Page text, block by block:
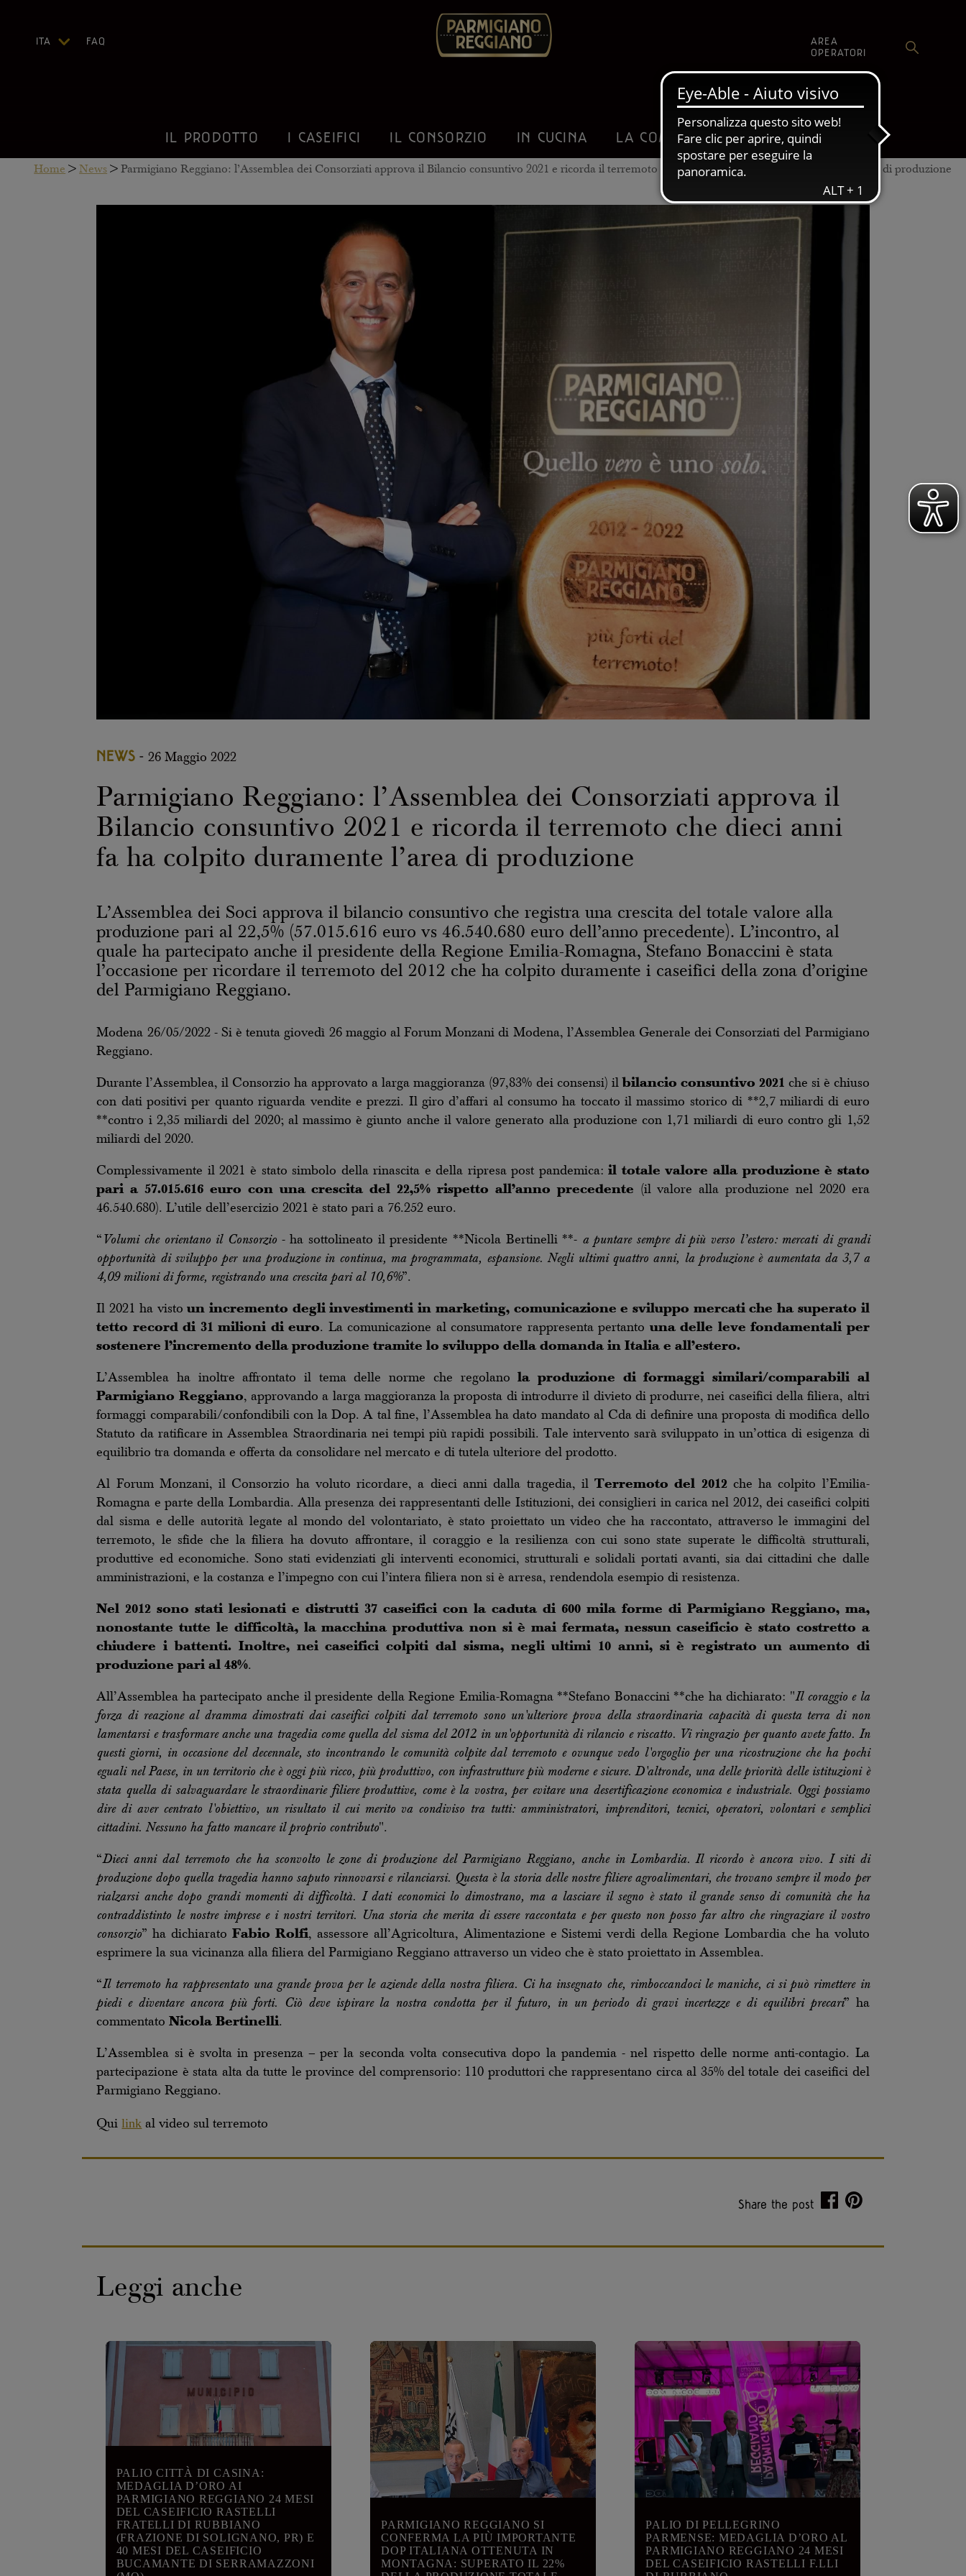
IL PRODOTTO I CASEIFICI IL CONSORZIO IN CUCINA LA COMUNICAZIONE SHOP
ITA
FAQ
AREA
OPERATORI
Home > News > Parmigiano Reggiano: l’Assemblea dei Consorziati approva il Bilancio consuntivo 2021 e ricorda il terremoto che dieci anni fa ha colpito duramente l’area di produzione
NEWS - 26 Maggio 2022
Parmigiano Reggiano: l’Assemblea dei Consorziati approva il
Bilancio consuntivo 2021 e ricorda il terremoto che dieci anni
fa ha colpito duramente l’area di produzione
L’Assemblea dei Soci approva il bilancio consuntivo che registra una crescita del totale valore alla
produzione pari al 22,5% (57.015.616 euro vs 46.540.680 euro dell’anno precedente). L’incontro, al
quale ha partecipato anche il presidente della Regione Emilia-Romagna, Stefano Bonaccini è stata
l’occasione per ricordare il terremoto del 2012 che ha colpito duramente i caseifici della zona d’origine
del Parmigiano Reggiano.
Modena 26/05/2022 - Si è tenuta giovedì 26 maggio al Forum Monzani di Modena, l’Assemblea Generale dei Consorziati del Parmigiano
Reggiano.
Durante l’Assemblea, il Consorzio ha approvato a larga maggioranza (97,83% dei consensi) il bilancio consuntivo 2021 che si è chiuso
con dati positivi per quanto riguarda vendite e prezzi. Il giro d’affari al consumo ha toccato il massimo storico di **2,7 miliardi di euro
**contro i 2,35 miliardi del 2020; al massimo è giunto anche il valore generato alla produzione con 1,71 miliardi di euro contro gli 1,52
miliardi del 2020.
Complessivamente il 2021 è stato simbolo della rinascita e della ripresa post pandemica:il totale valore alla produzione è stato
pari a 57.015.616 euro con una crescita del 22,5% rispetto all’anno precedente (il valore alla produzione nel 2020 era
46.540.680). L’utile dell’esercizio 2021 è stato pari a 76.252 euro.
“ Volumi che orientano il Consorzio - ha sottolineato il presidente **Nicola Bertinelli **- a puntare sempre di più verso l’estero: mercati di grandi
opportunità di sviluppo per una produzione in continua, ma programmata, espansione. Negli ultimi quattro anni, la produzione è aumentata da 3,7 a
4,09 milioni di forme, registrando una crescita pari al 10,6%”.
Il 2021 ha vistoun incremento degli investimenti in marketing, comunicazione e sviluppo mercati che ha superato il
tetto record di 31 milioni di euro. La comunicazione al consumatore rappresenta pertanto una delle leve fondamentali per
sostenere l’incremento della produzione tramite lo sviluppo della domanda in Italia e all’estero.
L’Assemblea ha inoltre affrontato il tema delle norme che regolanola produzione di formaggi similari/comparabili al
Parmigiano Reggiano, approvando a larga maggioranza la proposta di introdurre il divieto di produrre, nei caseifici della filiera, altri
formaggi comparabili/confondibili con la Dop. A tal fine, l’Assemblea ha dato mandato al Cda di definire una proposta di modifica dello
Statuto da ratificare in Assemblea Straordinaria nei tempi più rapidi possibili. Tale intervento sarà sviluppato in un’ottica di esigenza di
equilibrio tra domanda e offerta da consolidare nel mercato e di tutela ulteriore del prodotto.
Al Forum Monzani, il Consorzio ha voluto ricordare, a dieci anni dalla tragedia, ilTerremoto del 2012che ha colpito l’Emilia-
Romagna e parte della Lombardia. Alla presenza dei rappresentanti delle Istituzioni, dei consiglieri in carica nel 2012, dei caseifici colpiti
dal sisma e delle autorità legate al mondo del volontariato, è stato proiettato un video che ha raccontato, attraverso le immagini del
terremoto, le sfide che la filiera ha dovuto affrontare, il coraggio e la resilienza con cui sono state superate le difficoltà strutturali,
produttive ed economiche. Sono stati evidenziati gli interventi economici, strutturali e solidali portati avanti, sia dai cittadini che dalle
amministrazioni, e la costanza e l’impegno con cui l’intera filiera non si è arresa, rendendola esempio di resistenza.
Nel 2012 sono stati lesionati e distrutti 37 caseifici con la caduta di 600 mila forme di Parmigiano Reggiano, ma,
nonostante tutte le difficoltà, la macchina produttiva non si è mai fermata, nessun caseificio è stato costretto a
chiudere i battenti. Inoltre, nei caseifici colpiti dal sisma, negli ultimi 10 anni, si è registrato un aumento di
produzione pari al 48%.
All’Assemblea ha partecipato anche il presidente della Regione Emilia-Romagna **Stefano Bonaccini **che ha dichiarato: "Il coraggio e la
forza di reazione al dramma dimostrati dai caseifici colpiti dal terremoto sono un'ulteriore prova della straordinaria capacità di questa terra di non
lamentarsi e trasformare anche una tragedia come quella del sisma del 2012 in un'opportunità di rilancio e riscatto. Vi ringrazio per quanto avete fatto. In
questi giorni, in occasione del decennale, sto incontrando le comunità colpite dal terremoto e ovunque vedo l'orgoglio per una ricostruzione che ha pochi
eguali nel Paese, in un territorio che è oggi più ricco, più produttivo, con infrastrutture più moderne e sicure. D'altronde, una delle priorità delle istituzioni è
stata quella di salvaguardare le straordinarie filiere produttive, come è la vostra, per evitare una desertificazione economica e industriale. Oggi possiamo
dire di aver centrato l'obiettivo, un risultato il cui merito va condiviso tra tutti: amministratori, imprenditori, tecnici, operatori, volontari e semplici
cittadini. Nessuno ha fatto mancare il proprio contributo".
“Dieci anni dal terremoto che ha sconvolto le zone di produzione del Parmigiano Reggiano, anche in Lombardia. Il ricordo è ancora vivo. I siti di
produzione dopo quella tragedia hanno saputo rinnovarsi e rilanciarsi. Questa è la storia delle nostre filiere agroalimentari, che trovano sempre il modo per
rialzarsi anche dopo grandi momenti di difficoltà. I dati economici lo dimostrano, ma a lasciare il segno è stato il grande senso di comunità che ha
contraddistinto le nostre imprese e i nostri territori. Una storia che merita di essere raccontata e per questo non posso far altro che ringraziare il vostro
consorzio” ha dichiaratoFabio Rolfi, assessore all’Agricoltura, Alimentazione e Sistemi verdi della Regione Lombardia che ha voluto
esprimere la sua vicinanza alla filiera del Parmigiano Reggiano attraverso un video che è stato proiettato in Assemblea.
“Il terremoto ha rappresentato una grande prova per le aziende della nostra filiera. Ci ha insegnato che, rimboccandoci le maniche, ci si può rimettere in
piedi e diventare ancora più forti. Ciò deve ispirare la nostra condotta per il futuro, in un periodo di gravi incertezze e di equilibri precari” ha
commentatoNicola Bertinelli.
L’Assemblea si è svolta in presenza – per la seconda volta consecutiva dopo la pandemia - nel rispetto delle norme anti-contagio. La
partecipazione è stata alta da tutte le province del comprensorio: 110 produttori che rappresentano circa al 35% del totale dei caseifici del
Parmigiano Reggiano.
Quilink al video sul terremoto
Share the post
Leggi anche
PALIO CITTÀ DI CASINA:
MEDAGLIA D’ORO AI
PARMIGIANO REGGIANO 24 MESI
DEL CASEIFICIO RASTELLI
FRATELLI DI RUBBIANO
(FRAZIONE DI SOLIGNANO, PR) E
40 MESI DEL CASEIFICIO
BUCAMANTE DI SERRAMAZZONI
PARMIGIANO REGGIANO SI
CONFERMA LA PIÙ IMPORTANTE
DOP ITALIANA OTTENUTA IN
MONTAGNA: SUPERATO IL 22%
PALIO DI PELLEGRINO
PARMENSE: MEDAGLIA D’ORO AL
PARMIGIANO REGGIANO 24 MESI
DEL CASEIFICIO RASTELLI F.LLI